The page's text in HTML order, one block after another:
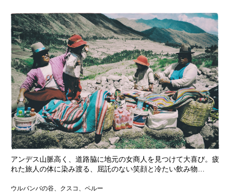
アンデス山脈高く、道路脇に地元の女商人を見つけて大喜び。疲
れた旅人の体に染み渡る、屈託のない笑顔と冷たい飲み物…
ウルバンバの谷、クスコ、ペルー